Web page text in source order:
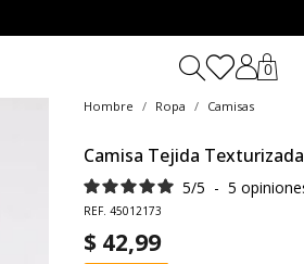
0
Hombre Ropa Camisas
Camisa Tejida Texturizada
5/5 - 5
REF. 45012173
$ 42,99